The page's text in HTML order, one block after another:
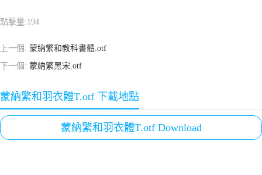
點擊量:194
上一個: 蒙納繁和教科書體.otf
下一個: 蒙納繁黑宋.otf
蒙納繁和羽衣體T.otf 下載地點
蒙納繁和羽衣體T.otf Download